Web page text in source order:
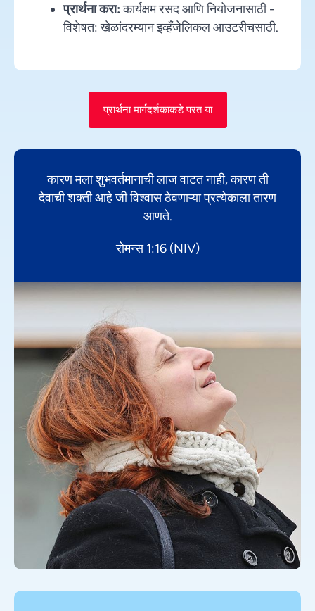
प्रार्थना करा:कार्यक्षम रसद आणि नियोजनासाठी -
विशेषत: खेळांदरम्यान इव्हँजेलिकल आउटरीचसाठी.
प्रार्थना मार्गदर्शकाकडे परत या
कारण मला शुभवर्तमानाची लाज वाटत नाही, कारण ती
देवाची शक्ती आहे जी विश्वास ठेवणाऱ्या प्रत्येकाला तारण
आणते.
रोमन्स 1:16 (NIV)